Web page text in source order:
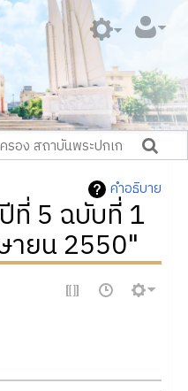
คำอธิบาย
ที่ 5 ฉบับที่ 1
ายน 2550"